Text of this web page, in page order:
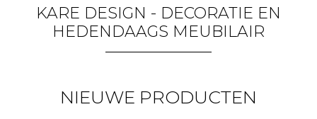
KARE DESIGN - DECORATIE EN
HEDENDAAGS MEUBILAIR
NIEUWE PRODUCTEN